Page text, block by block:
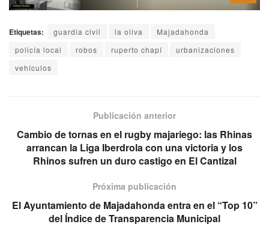
Etiquetas: guardia civil la oliva
Majadahonda
policía local
robos ruperto chapí
urbanizaciones
vehículos
Publicación anterior
Cambio de tornas en el rugby majariego: las Rhinas
arrancan la Liga Iberdrola con una victoria y los
Rhinos sufren un duro castigo en El Cantizal
Próxima publicación
El Ayuntamiento de Majadahonda entra en el “Top 10”
del Índice de Transparencia Municipal